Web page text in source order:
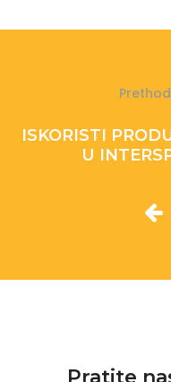
ISKORISTI
U
Pratite